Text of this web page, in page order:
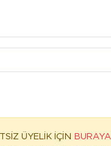
ÜYELİK İÇİN BURAYA